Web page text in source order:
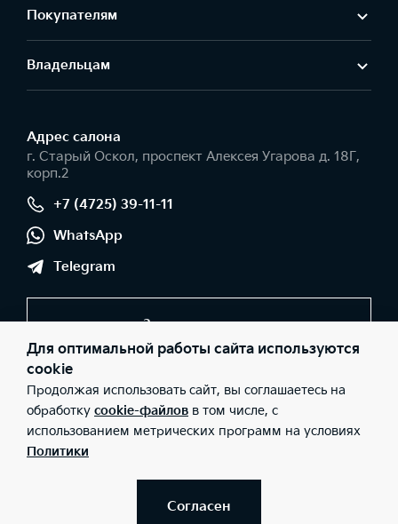
Покупателям
Владельцам
Адрес салонa
г. Старый Оскол, проспект Алексея Угарова д. 18Г,
корп.2
+7 (4725) 39-11-11
WhatsApp
Telegram
Заказать звонок
© 2026 Юридические лица ООО "Оскольская автомобильная
компания" (Фактический адрес: г. Старый Оскол, проспект
Алексея Угарова д. 18Г, корп.2; Телефон: +7 (4725) 39-11-11; ИНН:
3123332065; ОГРН: 1133123020777), ООО «Киа Россия и СНГ»
(Фактический адрес: г.Москва, Валовая 26; Телефон: 8 800 301
08 80; ИНН: 7728674093; ОГРН: 5087746291760) ведут
получению на территории РФ. Информация о соответствующих
моделях и комплектациях и их наличии, ценах, возможных
Для оптимальной работы сайта используются
cookie
Продолжая использовать сайт, вы соглашаетесь на
обработку cookie-файлов в том числе, с
использованием метрических программ на условиях
Политики
Согласен